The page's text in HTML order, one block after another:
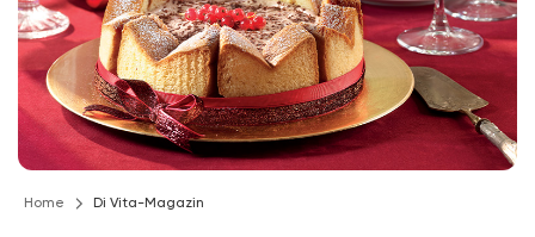
Home Di Vita-Magazin